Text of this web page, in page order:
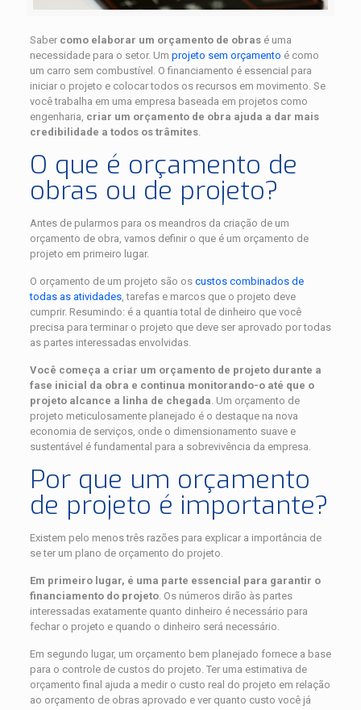
Saber como elaborar um orçamento de obras é uma
necessidade para o setor. Um projeto sem orçamento é como
um carro sem combustível. O financiamento é essencial para
iniciar o projeto e colocar todos os recursos em movimento. Se
você trabalha em uma empresa baseada em projetos como
engenharia, criar um orçamento de obra ajuda a dar mais
credibilidade a todos os trâmites.
O que é orçamento de
obras ou de projeto?
Antes de pularmos para os meandros da criação de um
orçamento de obra, vamos definir o que é um orçamento de
projeto em primeiro lugar.
O orçamento de um projeto são os custos combinados de
todas as atividades, tarefas e marcos que o projeto deve
cumprir. Resumindo: é a quantia total de dinheiro que você
precisa para terminar o projeto que deve ser aprovado por todas
as partes interessadas envolvidas.
Você começa a criar um orçamento de projeto durante a
fase inicial da obra e continua monitorando-o até que o
projeto alcance a linha de chegada. Um orçamento de
projeto meticulosamente planejado é o destaque na nova
economia de serviços, onde o dimensionamento suave e
sustentável é fundamental para a sobrevivência da empresa.
Por que um orçamento
de projeto é importante?
Existem pelo menos três razões para explicar a importância de
se ter um plano de orçamento do projeto.
Em primeiro lugar, é uma parte essencial para garantir o
financiamento do projeto. Os números dirão às partes
interessadas exatamente quanto dinheiro é necessário para
fechar o projeto e quando o dinheiro será necessário.
Em segundo lugar, um orçamento bem planejado fornece a base
para o controle de custos do projeto. Ter uma estimativa de
orçamento final ajuda a medir o custo real do projeto em relação
ao orçamento de obras aprovado e ver quanto custo você já